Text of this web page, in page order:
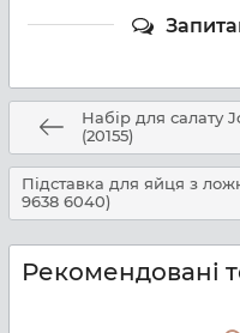
Набір для салату
(20155)
Підставка для яйця з
9638 6040)
Рекомендовані